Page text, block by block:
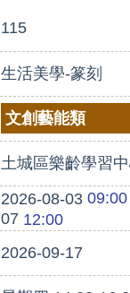
115
生活美學-篆刻
文創藝能類
土城區樂齡學習
2026-08-0309:00
07 12:00
2026-09-17